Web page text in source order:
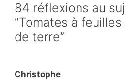
84 réflexions au
“Tomates à
de terre”
Christophe